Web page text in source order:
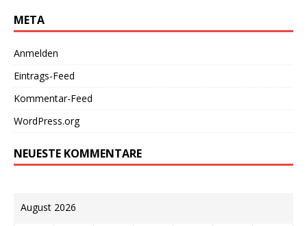
META
Anmelden
Eintrags-Feed
Kommentar-Feed
WordPress.org
NEUESTE KOMMENTARE
August 2026